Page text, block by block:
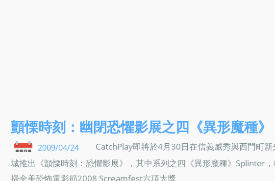
顫慄時刻：幽閉恐懼影展之四《異形魔種》
2009/04/24
CatchPlay即將於4月30日在信義威秀與西門町新
城推出《顫慄時刻：恐懼影展》，其中系列之四《異形魔種》Splinter
掃全美恐怖電影節2008 Screamfest六項大獎